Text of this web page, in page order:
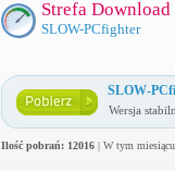
Strefa
SLOW-PCfighter
SLOW-
Wersja
Ilość pobrań: 12016| W tym